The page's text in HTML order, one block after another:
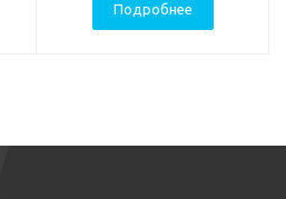
Подробнее